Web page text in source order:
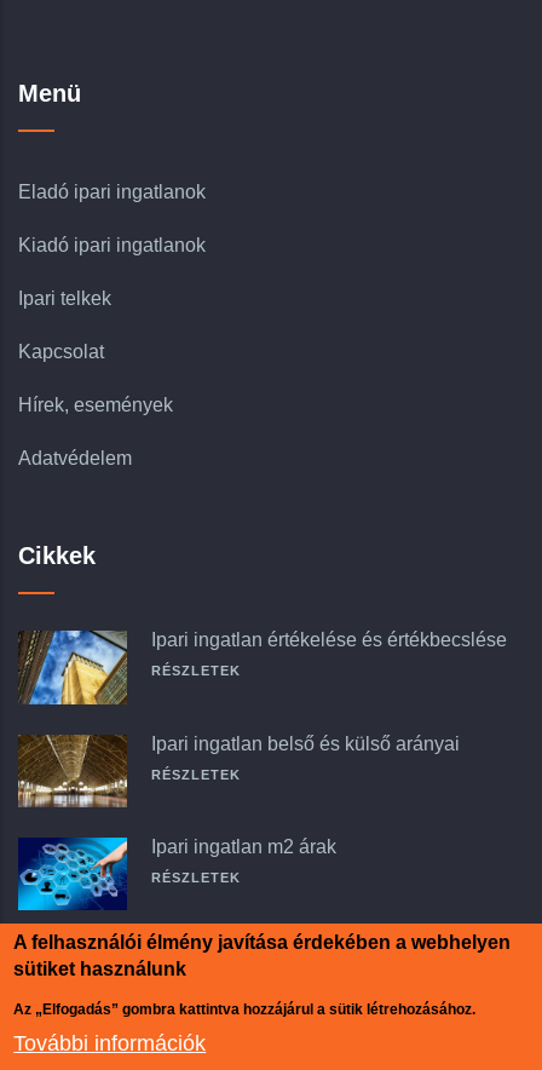
Menü
Eladó ipari ingatlanok
Kiadó ipari ingatlanok
Ipari telkek
Kapcsolat
Hírek, események
Adatvédelem
Cikkek
Ipari ingatlan értékelése és értékbecslése
RÉSZLETEK
Ipari ingatlan belső és külső arányai
RÉSZLETEK
Ipari ingatlan m2 árak
RÉSZLETEK
A felhasználói élmény javítása érdekében a webhelyen
sütiket használunk
Az „Elfogadás” gombra kattintva hozzájárul a sütik létrehozásához.
További információk